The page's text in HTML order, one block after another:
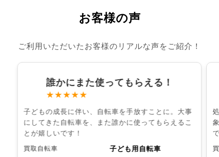
お客様の声
ご利用いただいたお客様のリアルな声をご紹介！
誰かにまた使ってもらえる！
★★★★★
子どもの成長に伴い、自転車を手放すことに。大事
にしてきた自転車を、また誰かに使ってもらえるこ
とが嬉しいです！
買取自転車 子ども用自転車